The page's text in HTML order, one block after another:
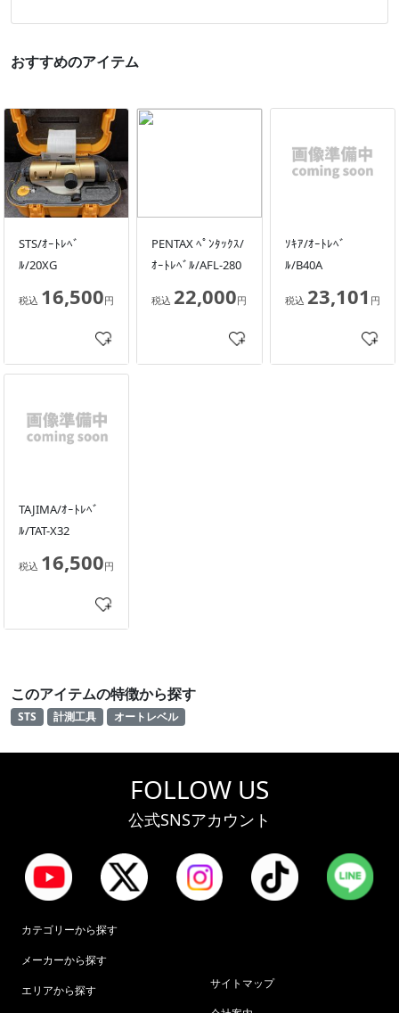
おすすめのアイテム
STS/ｵｰﾄﾚﾍﾞ
ﾙ/20XG
税込 16,500円
PENTAX ﾍﾟﾝﾀｯｸｽ/
ｵｰﾄﾚﾍﾞﾙ/AFL-280
税込 22,000円
ｿｷｱ/ｵｰﾄﾚﾍﾞ
ﾙ/B40A
税込 23,101 円
TAJIMA/ｵｰﾄﾚﾍﾞ
ﾙ/TAT-X32
税込 16,500円
このアイテムの特徴から探す
STS 計測工具 オートレベル
FOLLOW US
公式SNSアカウント
カテゴリーから探す
メーカーから探す
エリアから探す
サイトマップ